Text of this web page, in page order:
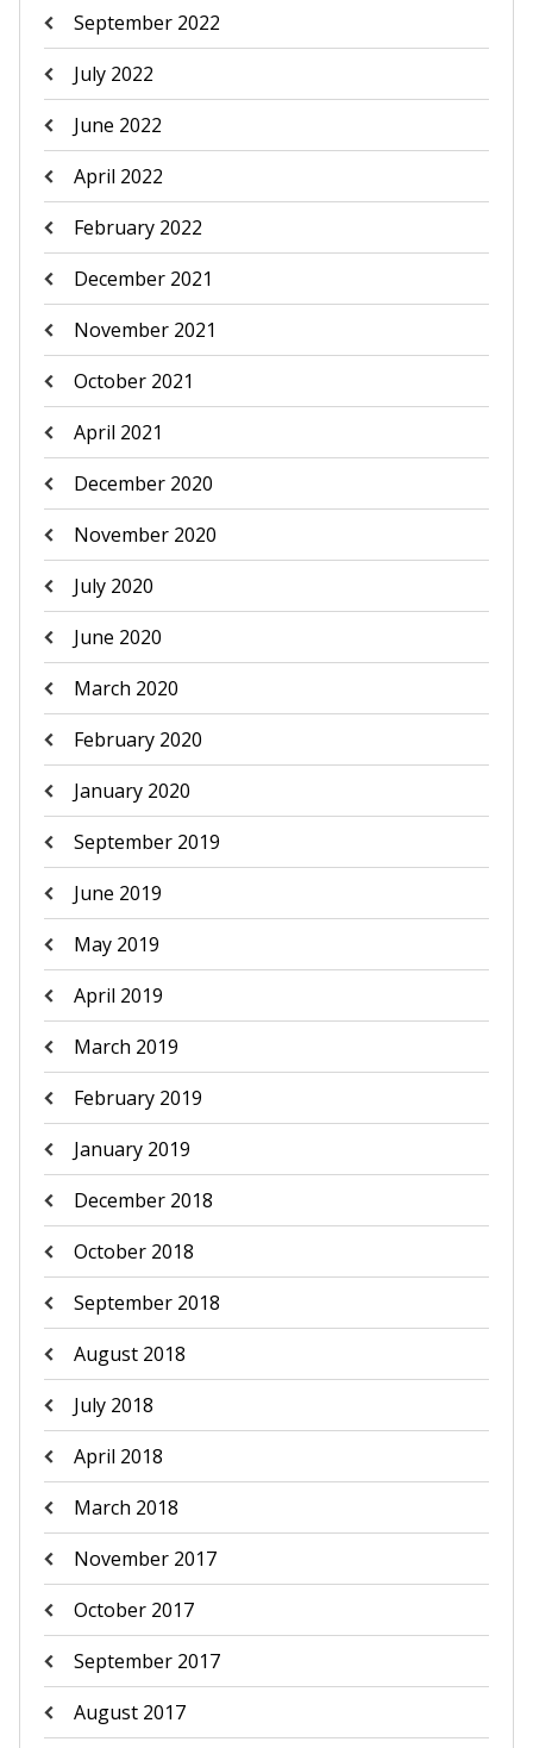
September 2022
July 2022
June 2022
April 2022
February 2022
December 2021
November 2021
October 2021
April 2021
December 2020
November 2020
July 2020
June 2020
March 2020
February 2020
January 2020
September 2019
June 2019
May 2019
April 2019
March 2019
February 2019
January 2019
December 2018
October 2018
September 2018
August 2018
July 2018
April 2018
March 2018
November 2017
October 2017
September 2017
August 2017